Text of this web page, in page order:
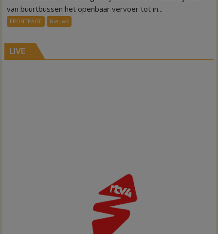
Hardenberg
van buurtbussen het openbaar vervoer tot in...
FRONTPAGE Nieuws
LIVE